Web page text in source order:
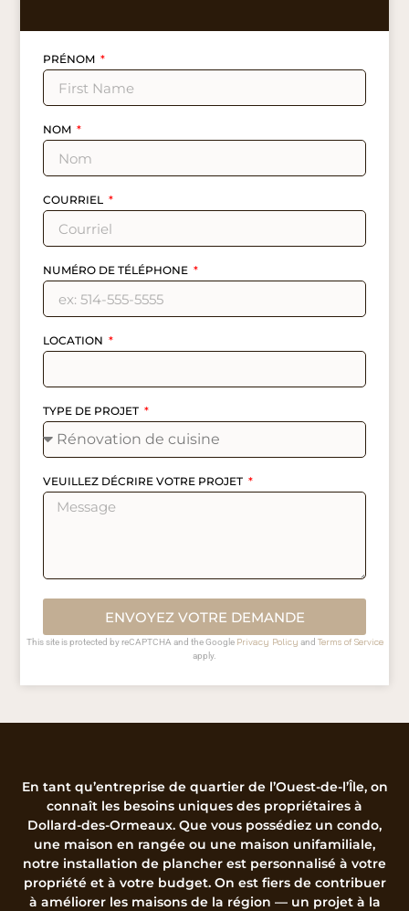
PRÉNOM
NOM
COURRIEL
NUMÉRO DE TÉLÉPHONE
LOCATION
TYPE DE PROJET
VEUILLEZ DÉCRIRE VOTRE PROJET
ENVOYEZ VOTRE DEMANDE
This site is protected by reCAPTCHA and the Google Privacy Policy and Terms of Service
apply.
En tant qu’entreprise de quartier de l’Ouest-de-l’Île, on
connaît les besoins uniques des propriétaires à
Dollard-des-Ormeaux. Que vous possédiez un condo,
une maison en rangée ou une maison unifamiliale,
notre installation de plancher est personnalisé à votre
propriété et à votre budget. On est fiers de contribuer
à améliorer les maisons de la région — un projet à la